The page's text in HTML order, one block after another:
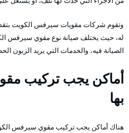
وتقوم شركات مقويات سيرفس الكويت
له، حيث يختلف صيانة نوع مقوي سيرفس
الصيانة فيه، والخدمات التي يريد
بها
هناك أماكن يجب تركيب مقوي سيرفس